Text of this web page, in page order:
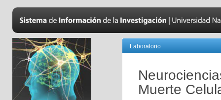
Laboratorio
Muerte